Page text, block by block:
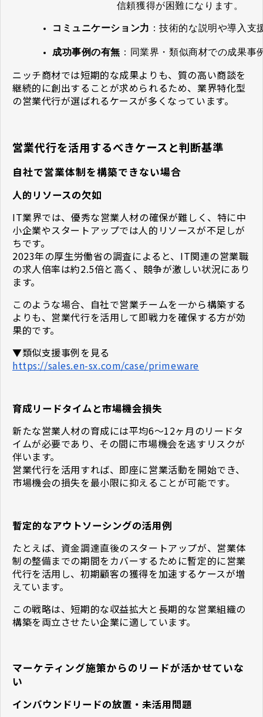
信頼獲得が困難になります。
コミュニケーション力 ：技術的な説明や導入
成功事例の有無 ：同業界・類似商材での成果事
ニッチ商材では短期的な成果よりも、質の高い商談を
継続的に創出することが求められるため、業界特化型
の営業代行が選ばれるケースが多くなっています。
営業代行を活用するべきケースと判断基準
自社で営業体制を構築できない場合
人的リソースの欠如
IT業界では、優秀な営業人材の確保が難しく、特に中
小企業やスタートアップでは人的リソースが不足しが
ちです。
2023年の厚生労働省の調査によると、IT関連の営業職
の求人倍率は約2.5倍と高く、競争が激しい状況にあり
ます。
このような場合、自社で営業チームを一から構築する
よりも、営業代行を活用して即戦力を確保する方が効
果的です。
▼類似支援事例を見る
https://sales.en-sx.com/case/primeware
育成リードタイムと市場機会損失
新たな営業人材の育成には平均6〜12ヶ月のリードタ
イムが必要であり、その間に市場機会を逃すリスクが
伴います。
営業代行を活用すれば、即座に営業活動を開始でき、
市場機会の損失を最小限に抑えることが可能です。
暫定的なアウトソーシングの活用例
たとえば、資金調達直後のスタートアップが、営業体
制の整備までの期間をカバーするために暫定的に営業
代行を活用し、初期顧客の獲得を加速するケースが増
えています。
この戦略は、短期的な収益拡大と長期的な営業組織の
構築を両立させたい企業に適しています。
マーケティング施策からのリードが活かせていな
い
インバウンドリードの放置・未活用問題